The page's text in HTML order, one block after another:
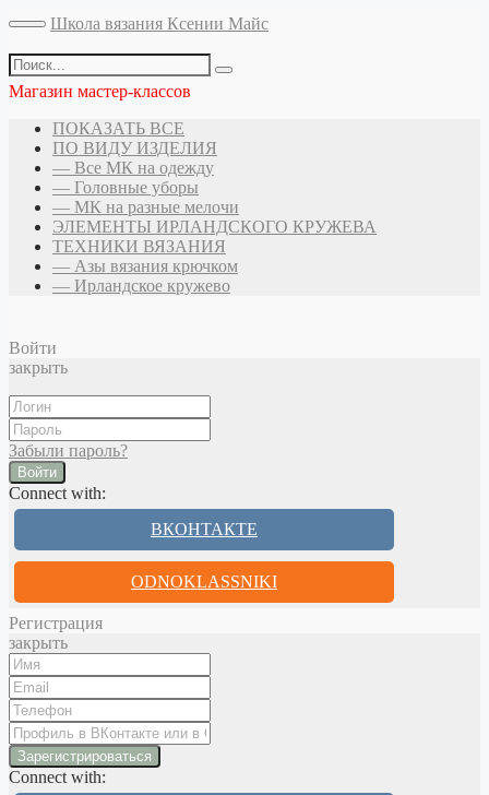
Школа вязания Ксении Майс
Магазин мастер-классов
ПОКАЗАТЬ ВСЕ
ПО ВИДУ ИЗДЕЛИЯ
— Все МК на одежду
— Головные уборы
— МК на разные мелочи
ЭЛЕМЕНТЫ ИРЛАНДСКОГО КРУЖЕВА
ТЕХНИКИ ВЯЗАНИЯ
— Азы вязания крючком
— Ирландское кружево
Войти
закрыть
Забыли пароль?
Войти
Connect with:
ВКОНТАКТЕ
ODNOKLASSNIKI
Регистрация
закрыть
Connect with: